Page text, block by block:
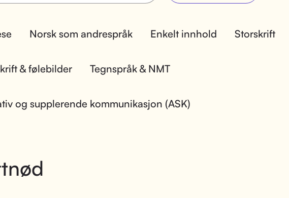
Norsk som andrespråk Enkelt innhold Storskrift
& følebilder Tegnspråk & NMT
og supplerende kommunikasjon (ASK)